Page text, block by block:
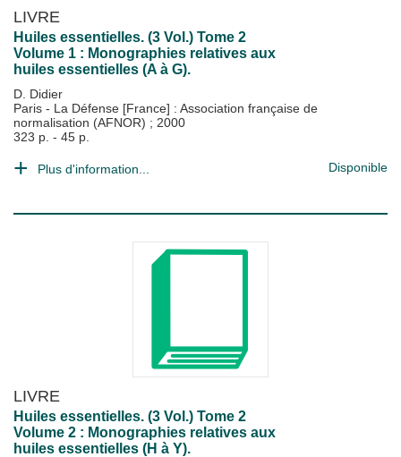
LIVRE
Huiles essentielles. (3 Vol.) Tome 2
Volume 1 : Monographies relatives aux
huiles essentielles (A à G).
D. Didier
Paris - La Défense [France] : Association française de
normalisation (AFNOR) ; 2000
323 p. - 45 p.
Plus d'information... Disponible
LIVRE
Huiles essentielles. (3 Vol.) Tome 2
Volume 2 : Monographies relatives aux
huiles essentielles (H à Y).